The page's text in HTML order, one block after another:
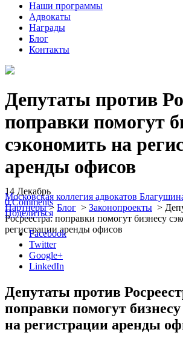
Наши программы
Адвокаты
Награды
Блог
Контакты
Депутаты против
поправки помогут
сэкономить на
аренды офисов
Московская коллегия адвокатов
Партнеры> Блог > Законопроекты >
Росреестра: поправки помогут бизнесу
регистрации аренды офисов
14 Декабрь
0 Comments
Поделиться
Facebook
Twitter
Google+
LinkedIn
Депутаты против
поправки помогут
на регистрации аренды